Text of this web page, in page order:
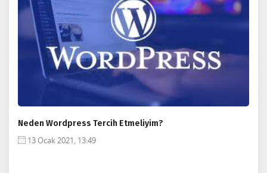
Neden Wordpress Tercih Etmeliyim?
13 Ocak 2021, 13:49